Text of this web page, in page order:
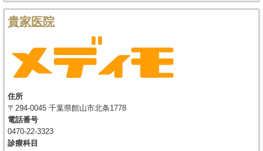
貴家医院
住所
〒294-0045 千葉県館山市北条1778
電話番号
0470-22-3323
診療科目